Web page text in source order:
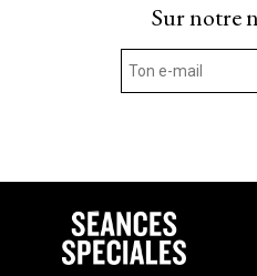
Sur notre